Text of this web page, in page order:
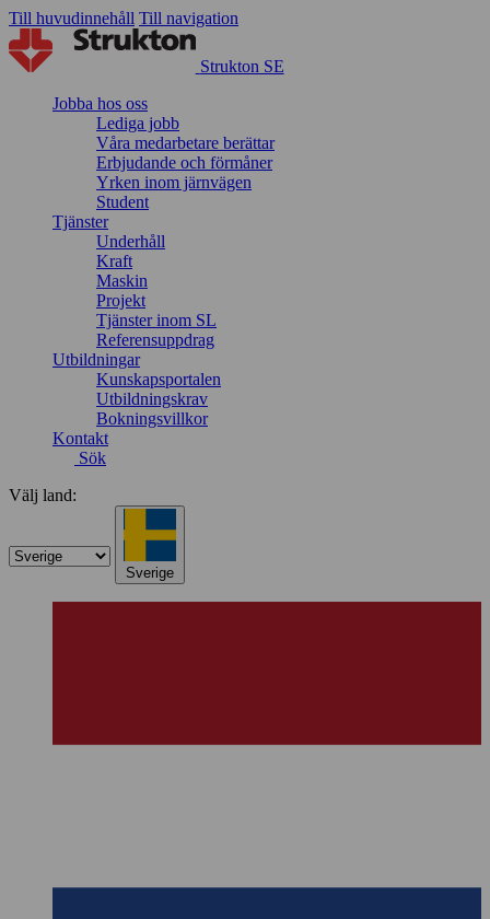
Till huvudinnehåll Till navigation
Strukton SE
Jobba hos oss
Lediga jobb
Våra medarbetare berättar
Erbjudande och förmåner
Yrken inom järnvägen
Student
Tjänster
Underhåll
Kraft
Maskin
Projekt
Tjänster inom SL
Referensuppdrag
Utbildningar
Kunskapsportalen
Utbildningskrav
Bokningsvillkor
Kontakt
Sök
Välj land:
Sverige